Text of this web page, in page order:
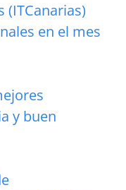
(ITCanarias)
en el mes
y buen